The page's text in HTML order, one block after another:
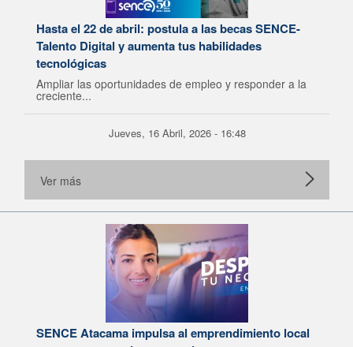
Hasta el 22 de abril: postula a las becas SENCE-
Talento Digital y aumenta tus habilidades
tecnológicas
Ampliar las oportunidades de empleo y responder a la
creciente...
Jueves, 16 Abril, 2026 - 16:48
Ver más
SENCE Atacama impulsa al emprendimiento local